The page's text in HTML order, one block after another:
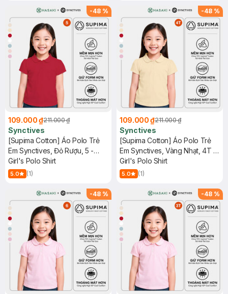
-48 %
109.000 ₫211.000 ₫
Synctives
[Supima Cotton] Áo Polo Trẻ
Em Synctives, Đỏ Rượu, 5 -
CGPO01
Girl's Polo Shirt
5.0 (1)
-48 %
109.000 ₫211.000 ₫
Synctives
[Supima Cotton] Áo Polo Trẻ
Em Synctives, Vàng Nhạt, 4T -
CGPO01
Girl's Polo Shirt
5.0 (1)
-48 % -48 %